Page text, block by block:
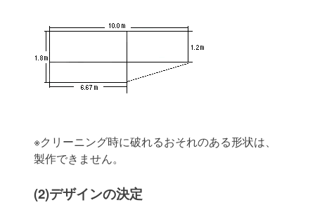
※クリーニング時に破れるおそれのある形状は、
製作できません。
(2)デザインの決定